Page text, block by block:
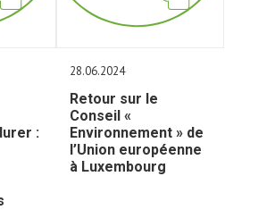
:
28.06.2024
Retour sur le
Conseil «
Environnement » de
l’Union européenne
à Luxembourg